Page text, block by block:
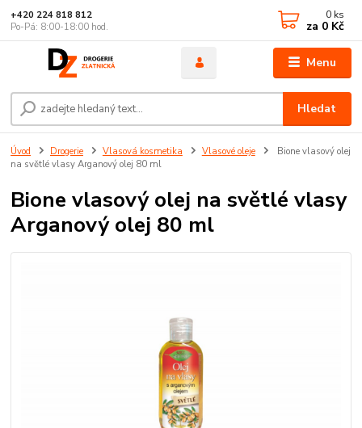
Menu
Hledat
+420 224 818 812
Po-Pá: 8:00-18:00 hod.
0 ks
za 0 Kč
Úvod Drogerie Vlasová kosmetika Vlasové oleje
Bione vlasový olej
na světlé vlasy Arganový olej 80 ml
Bione vlasový olej na světlé vlasy
Arganový olej 80 ml